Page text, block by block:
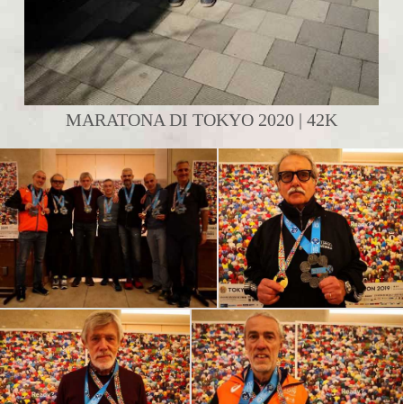
MARATONA DI TOKYO 2020 | 42K